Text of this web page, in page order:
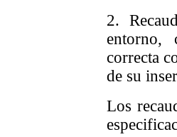
2.
entorno,
correcta
de su
Los